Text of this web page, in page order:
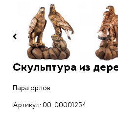
Скульптура из
Пара орлов
Артикул: 00-00001254